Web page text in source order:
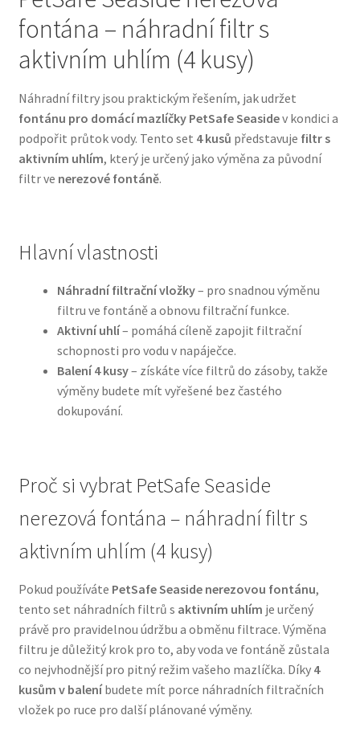
Bozita pro psy — Švédské krmivo s nordickou kvalitou
Granule pro psy
Natural Trainer pro psy — Italské krmivo s
přírodními složkami
Hračky pro psy
Konzervy a kapsičky pro psy
N&D Farmina pro psy — Italské holistic krmivo
Pamlsky pro psy
Pelíšky pro psy
Přepravky pro psy
Purizon pro psy — Vysoký obsah masa, bez obilovin
Royal Canin pro psy
fontána – náhradní filtr s
aktivním uhlím (4 kusy)
Náhradní filtry jsou praktickým řešením, jak udržet
fontánu pro domácí mazlíčky PetSafe Seasidev kondici a
podpořit průtok vody. Tento set 4 kusů představuje filtr s
aktivním uhlím, který je určený jako výměna za původní
filtr ve nerezové fontáně.
Hlavní vlastnosti
Náhradní filtrační vložky– pro snadnou výměnu
filtru ve fontáně a obnovu filtrační funkce.
Aktivní uhlí– pomáhá cíleně zapojit filtrační
schopnosti pro vodu v napáječce.
Balení 4 kusy– získáte více filtrů do zásoby, takže
výměny budete mít vyřešené bez častého
dokupování.
Proč si vybrat PetSafe Seaside
nerezová fontána – náhradní filtr s
aktivním uhlím (4 kusy)
Pokud používáte PetSafe Seaside nerezovou fontánu,
tento set náhradních filtrů s aktivním uhlím je určený
právě pro pravidelnou údržbu a obměnu filtrace. Výměna
filtru je důležitý krok pro to, aby voda ve fontáně zůstala
co nejvhodnější pro pitný režim vašeho mazlíčka. Díky 4
kusům v baleníbudete mít porce náhradních filtračních
vložek po ruce pro další plánované výměny.